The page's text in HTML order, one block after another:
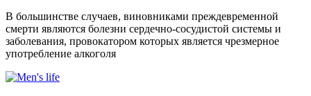
В большинстве случаев, виновниками преждевременной
смерти являются болезни сердечно-сосудистой системы и
заболевания, провокатором которых является чрезмерное
употребление алкоголя